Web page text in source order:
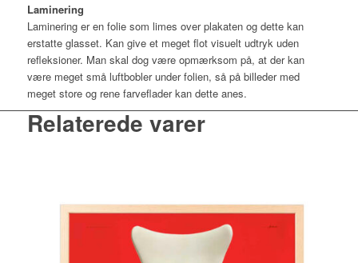
Laminering
Laminering er en folie som limes over plakaten og dette kan
erstatte glasset. Kan give et meget flot visuelt udtryk uden
refleksioner. Man skal dog være opmærksom på, at der kan
være meget små luftbobler under folien, så på billeder med
meget store og rene farveflader kan dette anes.
Relaterede varer